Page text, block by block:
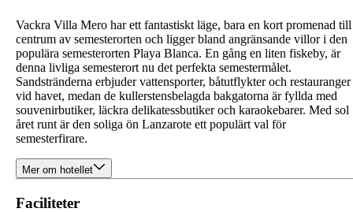
Vackra Villa Mero har ett fantastiskt läge, bara en kort promenad till
centrum av semesterorten och ligger bland angränsande villor i den
populära semesterorten Playa Blanca. En gång en liten fiskeby, är
denna livliga semesterort nu det perfekta semestermålet.
Sandstränderna erbjuder vattensporter, båtutflykter och restauranger
vid havet, medan de kullerstensbelagda bakgatorna är fyllda med
souvenirbutiker, läckra delikatessbutiker och karaokebarer. Med sol
året runt är den soliga ön Lanzarote ett populärt val för
semesterfirare.
Mer om hotellet
Faciliteter